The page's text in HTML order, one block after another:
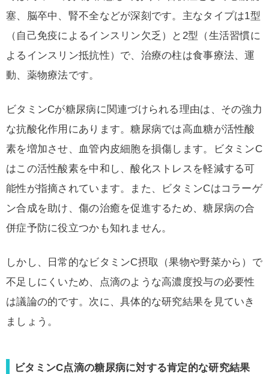
塞、脳卒中、腎不全などが深刻です。主なタイプは1型
（自己免疫によるインスリン欠乏）と2型（生活習慣に
よるインスリン抵抗性）で、治療の柱は食事療法、運
動、薬物療法です。
ビタミンCが糖尿病に関連づけられる理由は、その強力
な抗酸化作用にあります。糖尿病では高血糖が活性酸
素を増加させ、血管内皮細胞を損傷します。ビタミンC
はこの活性酸素を中和し、酸化ストレスを軽減する可
能性が指摘されています。また、ビタミンCはコラーゲ
ン合成を助け、傷の治癒を促進するため、糖尿病の合
併症予防に役立つかも知れません。
しかし、日常的なビタミンC摂取（果物や野菜から）で
不足しにくいため、点滴のような高濃度投与の必要性
は議論の的です。次に、具体的な研究結果を見ていき
ましょう。
ビタミンC点滴の糖尿病に対する肯定的な研究結果